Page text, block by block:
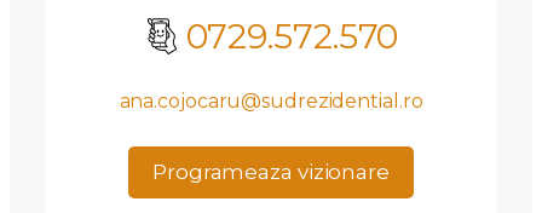
0729.572.570
ana.cojocaru@sudrezidential.ro
Programeaza vizionare